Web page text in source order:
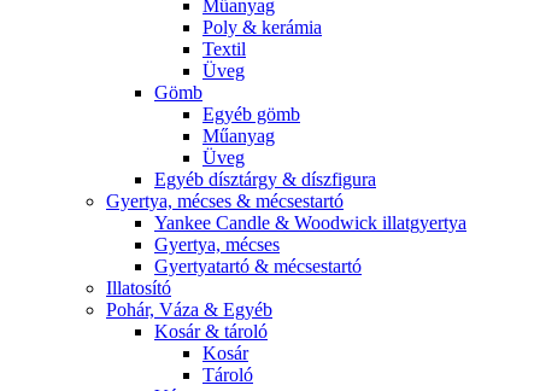
Műanyag
Poly & kerámia
Textil
Üveg
Gömb
Egyéb gömb
Műanyag
Üveg
Egyéb dísztárgy & díszfigura
Gyertya, mécses & mécsestartó
Yankee Candle & Woodwick illatgyertya
Gyertya, mécses
Gyertyatartó & mécsestartó
Illatosító
Pohár, Váza & Egyéb
Kosár & tároló
Kosár
Tároló